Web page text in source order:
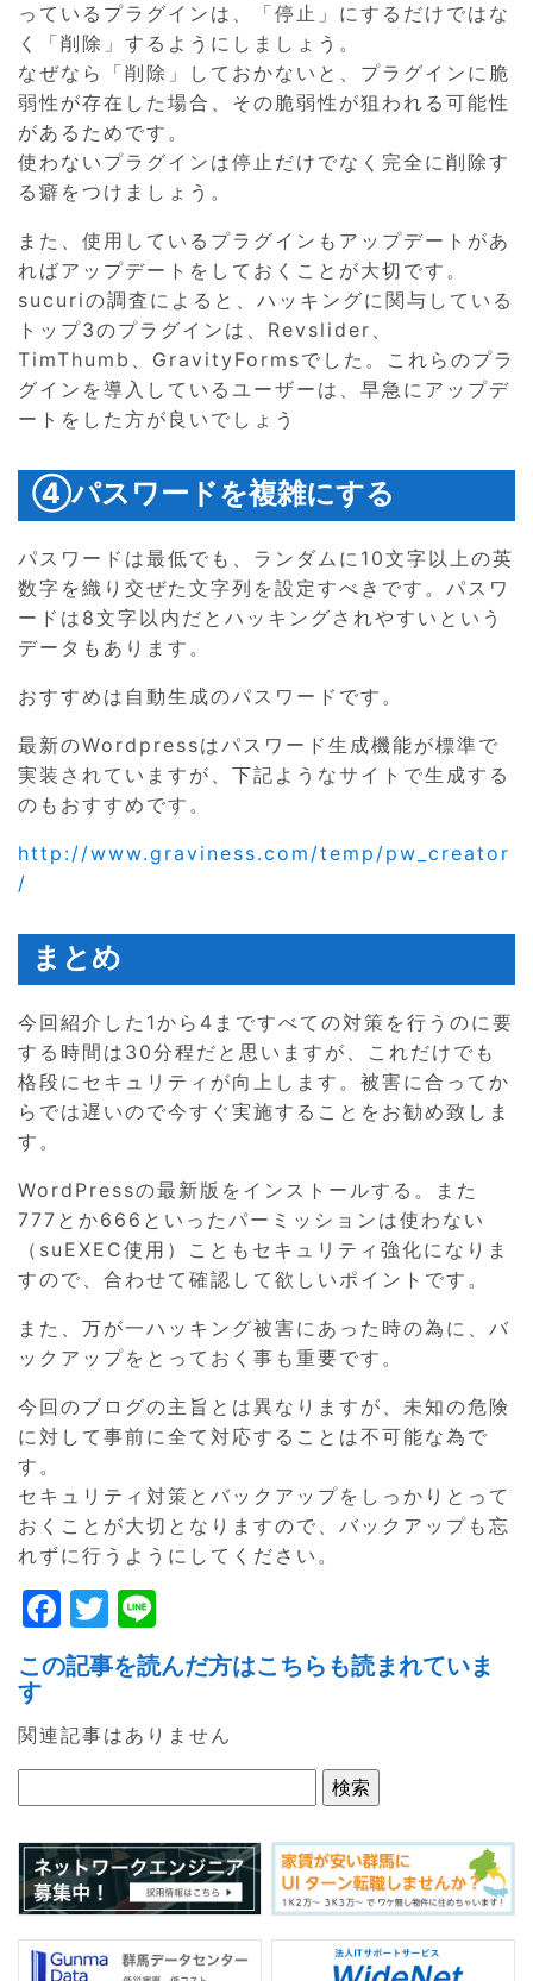
っているプラグインは、「停止」にするだけではな
く「削除」するようにしましょう。
なぜなら「削除」しておかないと、プラグインに脆
弱性が存在した場合、その脆弱性が狙われる可能性
があるためです。
使わないプラグインは停止だけでなく完全に削除す
る癖をつけましょう。
また、使用しているプラグインもアップデートがあ
ればアップデートをしておくことが大切です。
sucuriの調査によると、ハッキングに関与している
トップ3のプラグインは、Revslider、
TimThumb、GravityFormsでした。これらのプラ
グインを導入しているユーザーは、早急にアップデ
ートをした方が良いでしょう
④パスワードを複雑にする
パスワードは最低でも、ランダムに10文字以上の英
数字を織り交ぜた文字列を設定すべきです。パスワ
ードは8文字以内だとハッキングされやすいという
データもあります。
おすすめは自動生成のパスワードです。
最新のWordpressはパスワード生成機能が標準で
実装されていますが、下記ようなサイトで生成する
のもおすすめです。
http://www.graviness.com/temp/pw_creator
/
まとめ
今回紹介した1から4まですべての対策を行うのに要
する時間は30分程だと思いますが、これだけでも
格段にセキュリティが向上します。被害に合ってか
らでは遅いので今すぐ実施することをお勧め致しま
す。
WordPressの最新版をインストールする。また
777とか666といったパーミッションは使わない
（suEXEC使用）こともセキュリティ強化になりま
すので、合わせて確認して欲しいポイントです。
また、万が一ハッキング被害にあった時の為に、バ
ックアップをとっておく事も重要です。
今回のブログの主旨とは異なりますが、未知の危険
に対して事前に全て対応することは不可能な為で
す。
セキュリティ対策とバックアップをしっかりとって
おくことが大切となりますので、バックアップも忘
れずに行うようにしてください。
F
a
c
e
b
o
o
k
T
w
itt
er
n
e
この記事を読んだ方はこちらも読まれていま
す
関連記事はありません